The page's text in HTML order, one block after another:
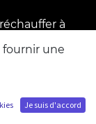
à
moins 24
casse.
fournir une
Je suis d'accord